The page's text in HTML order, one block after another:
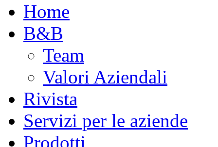
Home
B&B
Team
Valori Aziendali
Rivista
Servizi per le aziende
Prodotti